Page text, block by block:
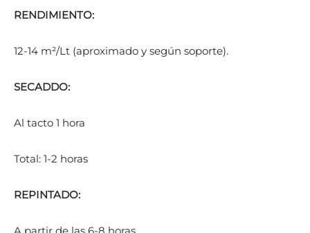
RENDIMIENTO:
12-14 m²/Lt (aproximado y según soporte).
SECADDO:
Al tacto 1 hora
Total: 1-2 horas
REPINTADO: